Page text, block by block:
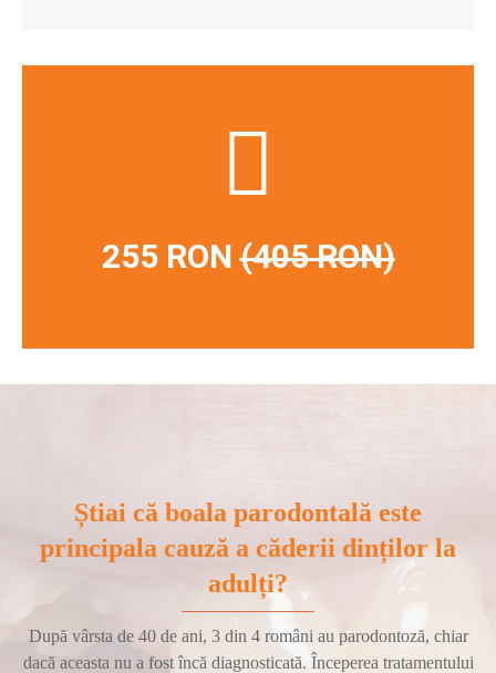
255 RON(405 RON)
Știai că boala parodontală este
principala cauză a căderii dinților la
adulți?
După vârsta de 40 de ani, 3 din 4 români au parodontoză, chiar
dacă aceasta nu a fost încă diagnosticată. Începerea tratamentului